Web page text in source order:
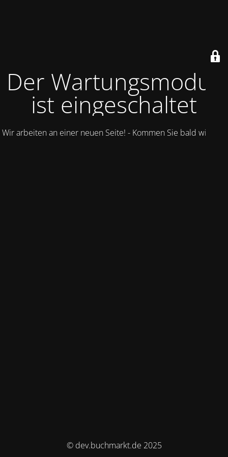
Der Wartungsmodus
ist eingeschaltet
Wir arbeiten an einer neuen Seite! - Kommen Sie bald wieder.
© dev.buchmarkt.de 2025